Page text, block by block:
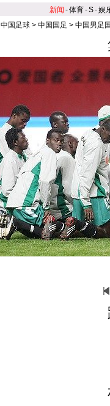
新闻 -体育-S-娱
中国足球> 中国国足 > 中国男足